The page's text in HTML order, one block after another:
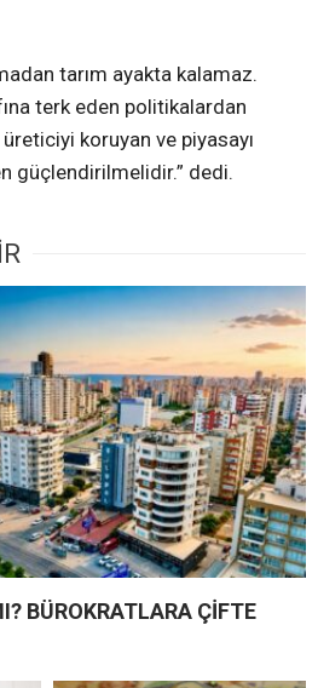
tarım ayakta kalamaz.
terk eden politikalardan
koruyan ve piyasayı
güçlendirilmelidir.” dedi.
BÜROKRATLARA ÇİFTE